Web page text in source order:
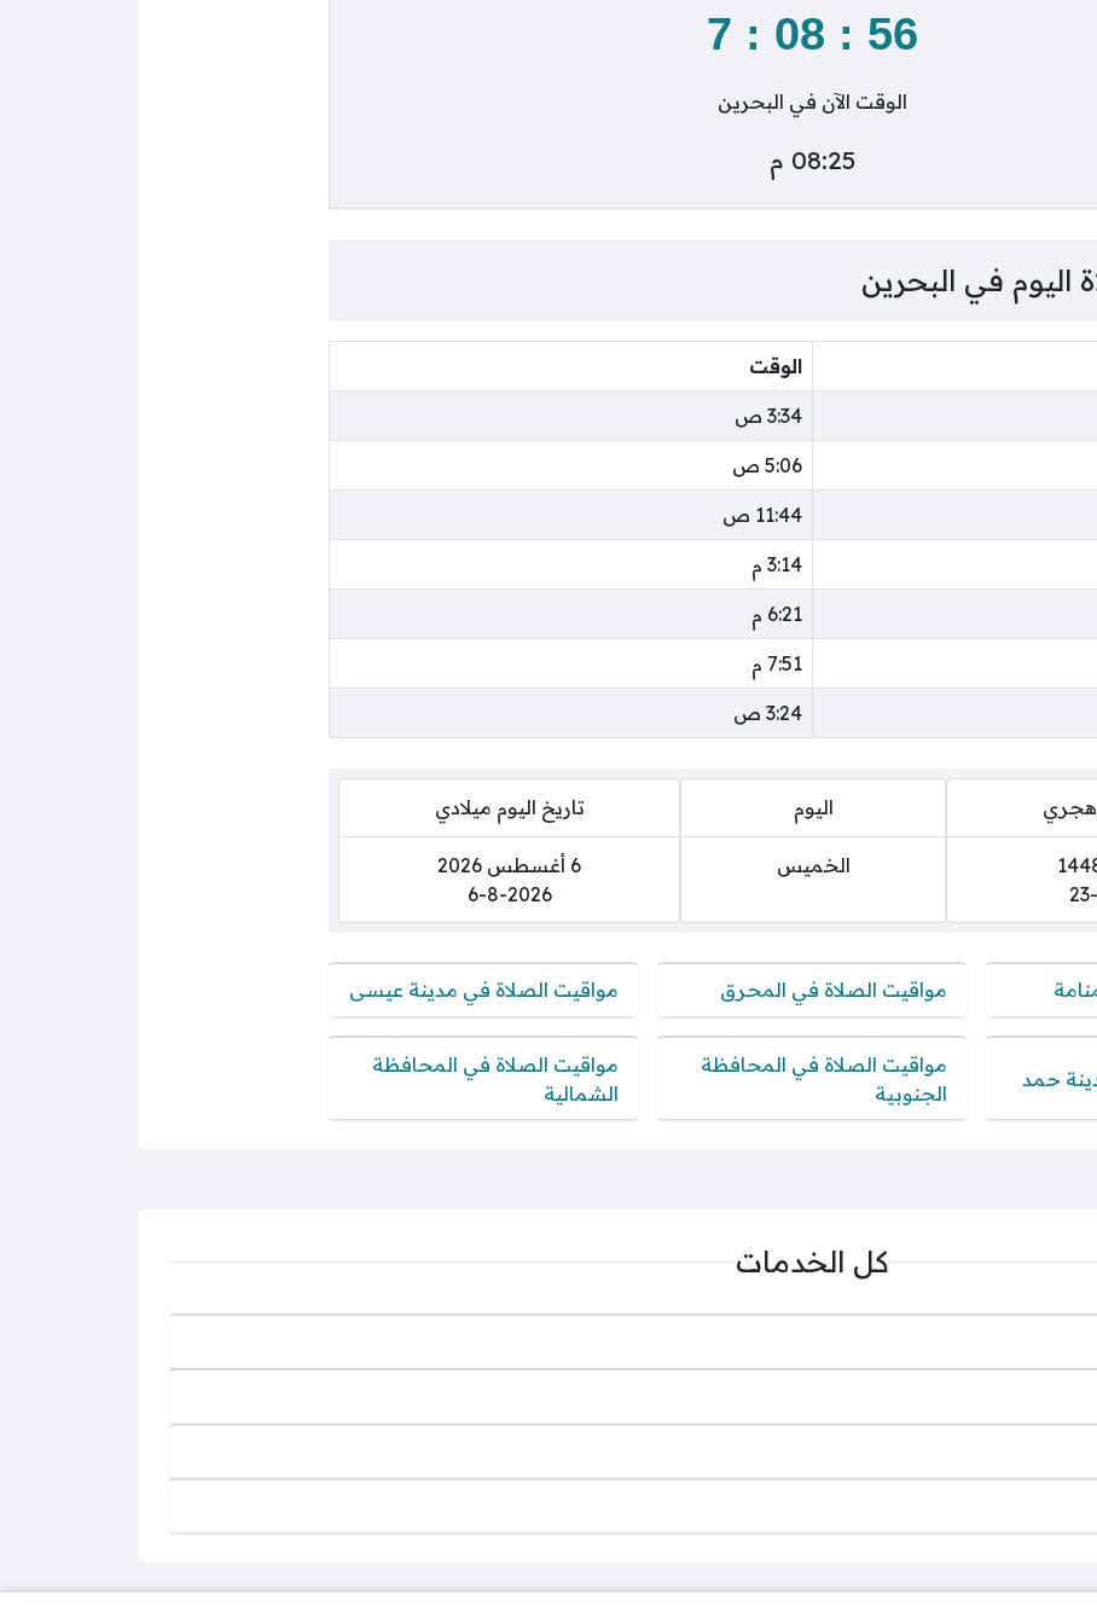
56
:
08
:
7
الوقت الآن في البحرين
08:25 م
اليوم في البحرين
الوقت
3:34 ص
5:06 ص
11:44 ص
3:14 م
6:21 م
7:51 م
3:24 ص
هجري اليوم
الخميس
تاريخ اليوم ميلادي
6 أغسطس 2026
6-8-2026
مواقيت الصلاة في المحرق مواقيت الصلاة في مدينة عيسى
حمد
مواقيت الصلاة في المحافظة
الجنوبية
مواقيت الصلاة في المحافظة
الشمالية
كل الخدمات